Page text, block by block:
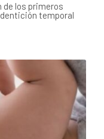
de los primeros
temporal